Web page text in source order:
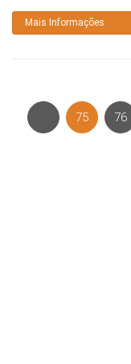
Mais Informações
75 76